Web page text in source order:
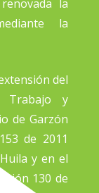
la
la
del
Trabajo y
de Garzón
de 2011
y en el
130 de